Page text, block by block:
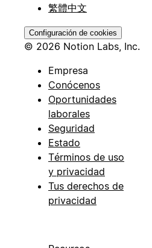
繁體中文
Configuración de cookies
© 2026 Notion Labs, Inc.
Empresa
Conócenos
Oportunidades
laborales
Seguridad
Estado
Términos de uso
y privacidad
Tus derechos de
privacidad